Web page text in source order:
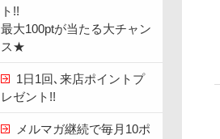
ト!!
最大100ptが当たる大チャン
ス★
1日1回､来店ポイントプ
レゼント!!
メルマガ継続で毎月10ポ